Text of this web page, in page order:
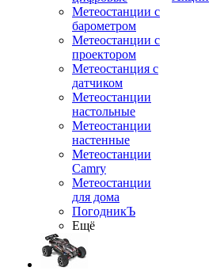
Метеостанции с
барометром
Метеостанции с
проектором
Метеостанция с
датчиком
Метеостанции
настольные
Метеостанции
настенные
Метеостанции
Camry
Метеостанции
для дома
ПогодникЪ
Ещё